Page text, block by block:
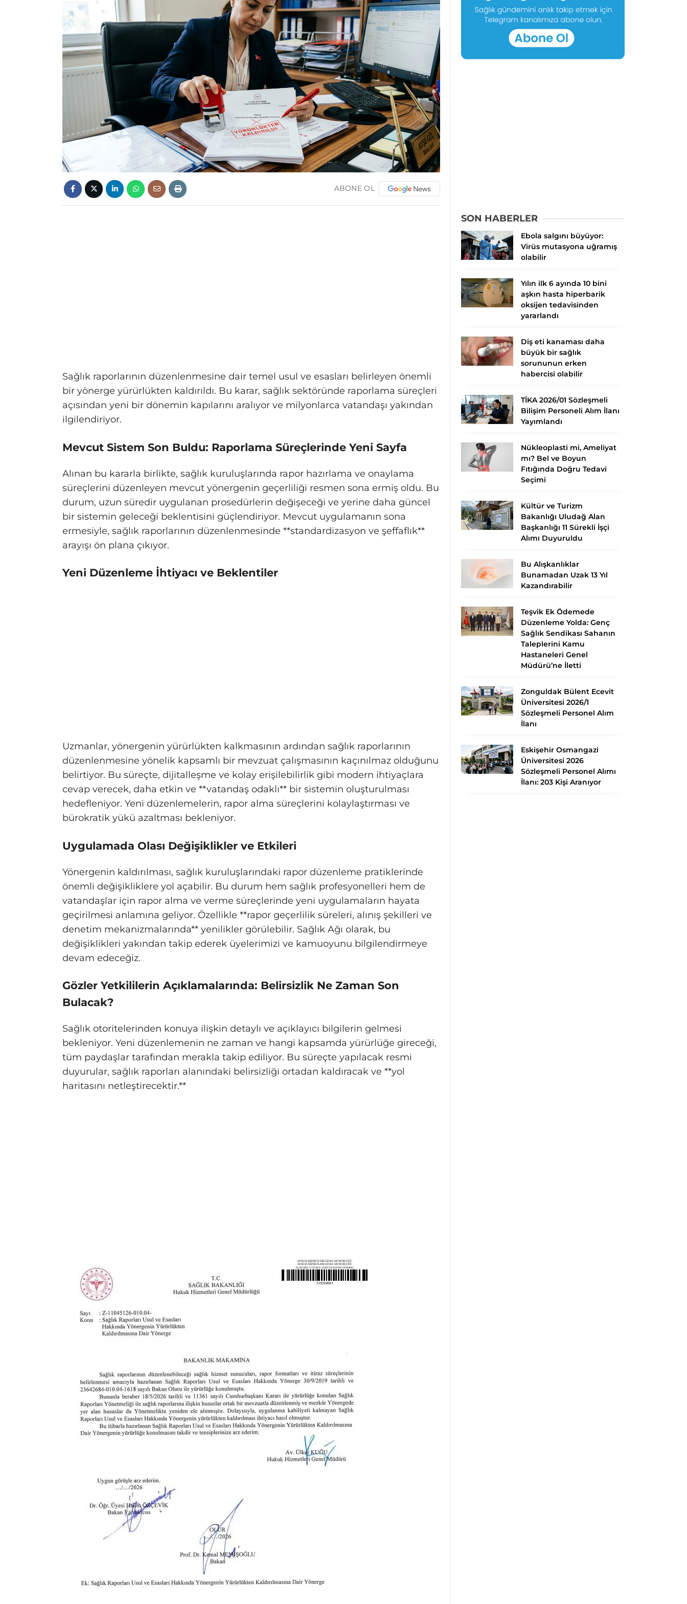
ABONE OL
Sağlık raporlarının düzenlenmesine dair temel usul ve esasları belirleyen önemli
bir yönerge yürürlükten kaldırıldı. Bu karar, sağlık sektöründe raporlama süreçleri
açısından yeni bir dönemin kapılarını aralıyor ve milyonlarca vatandaşı yakından
ilgilendiriyor.
Mevcut Sistem Son Buldu: Raporlama Süreçlerinde Yeni Sayfa
Alınan bu kararla birlikte, sağlık kuruluşlarında rapor hazırlama ve onaylama
süreçlerini düzenleyen mevcut yönergenin geçerliliği resmen sona ermiş oldu. Bu
durum, uzun süredir uygulanan prosedürlerin değişeceği ve yerine daha güncel
bir sistemin geleceği beklentisini güçlendiriyor. Mevcut uygulamanın sona
ermesiyle, sağlık raporlarının düzenlenmesinde **standardizasyon ve şeffaflık**
arayışı ön plana çıkıyor.
Yeni Düzenleme İhtiyacı ve Beklentiler
Uzmanlar, yönergenin yürürlükten kalkmasının ardından sağlık raporlarının
düzenlenmesine yönelik kapsamlı bir mevzuat çalışmasının kaçınılmaz olduğunu
belirtiyor. Bu süreçte, dijitalleşme ve kolay erişilebilirlik gibi modern ihtiyaçlara
cevap verecek, daha etkin ve **vatandaş odaklı** bir sistemin oluşturulması
hedefleniyor. Yeni düzenlemelerin, rapor alma süreçlerini kolaylaştırması ve
bürokratik yükü azaltması bekleniyor.
Uygulamada Olası Değişiklikler ve Etkileri
Yönergenin kaldırılması, sağlık kuruluşlarındaki rapor düzenleme pratiklerinde
önemli değişikliklere yol açabilir. Bu durum hem sağlık profesyonelleri hem de
vatandaşlar için rapor alma ve verme süreçlerinde yeni uygulamaların hayata
geçirilmesi anlamına geliyor. Özellikle **rapor geçerlilik süreleri, alınış şekilleri ve
denetim mekanizmalarında** yenilikler görülebilir. Sağlık Ağı olarak, bu
değişiklikleri yakından takip ederek üyelerimizi ve kamuoyunu bilgilendirmeye
devam edeceğiz.
Gözler Yetkililerin Açıklamalarında: Belirsizlik Ne Zaman Son
Bulacak?
Sağlık otoritelerinden konuya ilişkin detaylı ve açıklayıcı bilgilerin gelmesi
bekleniyor. Yeni düzenlemenin ne zaman ve hangi kapsamda yürürlüğe gireceği,
tüm paydaşlar tarafından merakla takip ediliyor. Bu süreçte yapılacak resmi
duyurular, sağlık raporları alanındaki belirsizliği ortadan kaldıracak ve **yol
haritasını netleştirecektir.**
SON HABERLER
Ebola salgını büyüyor:
Virüs mutasyona uğramış
olabilir
Yılın ilk 6 ayında 10 bini
aşkın hasta hiperbarik
oksijen tedavisinden
yararlandı
Diş eti kanaması daha
büyük bir sağlık
sorununun erken
habercisi olabilir
TİKA 2026/01 Sözleşmeli
Bilişim Personeli Alım İlanı
Yayımlandı
Nükleoplasti mi, Ameliyat
mı? Bel ve Boyun
Fıtığında Doğru Tedavi
Seçimi
Kültür ve Turizm
Bakanlığı Uludağ Alan
Başkanlığı 11 Sürekli İşçi
Alımı Duyuruldu
Bu Alışkanlıklar
Bunamadan Uzak 13 Yıl
Kazandırabilir
Teşvik Ek Ödemede
Düzenleme Yolda: Genç
Sağlık Sendikası Sahanın
Taleplerini Kamu
Hastaneleri Genel
Müdürü’ne İletti
Zonguldak Bülent Ecevit
Üniversitesi 2026/1
Sözleşmeli Personel Alım
İlanı
Eskişehir Osmangazi
Üniversitesi 2026
Sözleşmeli Personel Alımı
İlanı: 203 Kişi Aranıyor